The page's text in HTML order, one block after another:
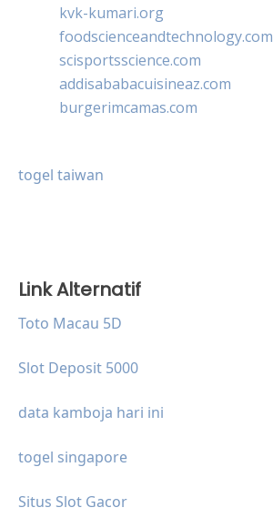
kvk-kumari.org
foodscienceandtechnology.com
scisportsscience.com
addisababacuisineaz.com
burgerimcamas.com
togel taiwan
Link Alternatif
Toto Macau 5D
Slot Deposit 5000
data kamboja hari ini
togel singapore
Situs Slot Gacor